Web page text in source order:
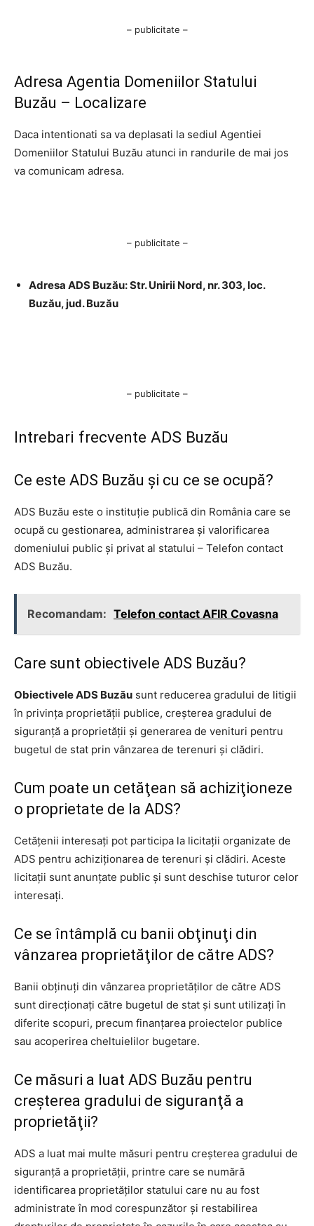
– publicitate –
Adresa Agentia Domeniilor Statului
Buzău – Localizare
Daca intentionati sa va deplasati la sediul Agentiei
Domeniilor Statului Buzău atunci in randurile de mai jos
va comunicam adresa.
– publicitate –
Adresa ADS Buzău: Str. Unirii Nord, nr. 303, loc.
Buzău, jud. Buzău
– publicitate –
Intrebari frecvente ADS Buzău
Ce este ADS Buzău şi cu ce se ocupă?
ADS Buzău este o instituţie publică din România care se
ocupă cu gestionarea, administrarea şi valorificarea
domeniului public şi privat al statului – Telefon contact
ADS Buzău.
Recomandam: Telefon contact AFIR Covasna
Care sunt obiectivele ADS Buzău?
Obiectivele ADS Buzău sunt reducerea gradului de litigii
în privinţa proprietăţii publice, creşterea gradului de
siguranţă a proprietăţii şi generarea de venituri pentru
bugetul de stat prin vânzarea de terenuri şi clădiri.
Cum poate un cetăţean să achiziţioneze
o proprietate de la ADS?
Cetăţenii interesaţi pot participa la licitaţii organizate de
ADS pentru achiziţionarea de terenuri şi clădiri. Aceste
licitaţii sunt anunţate public şi sunt deschise tuturor celor
interesaţi.
Ce se întâmplă cu banii obţinuţi din
vânzarea proprietăţilor de către ADS?
Banii obţinuţi din vânzarea proprietăţilor de către ADS
sunt direcţionaţi către bugetul de stat şi sunt utilizaţi în
diferite scopuri, precum finanţarea proiectelor publice
sau acoperirea cheltuielilor bugetare.
Ce măsuri a luat ADS Buzău pentru
creşterea gradului de siguranţă a
proprietăţii?
ADS a luat mai multe măsuri pentru creşterea gradului de
siguranţă a proprietăţii, printre care se numără
identificarea proprietăţilor statului care nu au fost
administrate în mod corespunzător şi restabilirea